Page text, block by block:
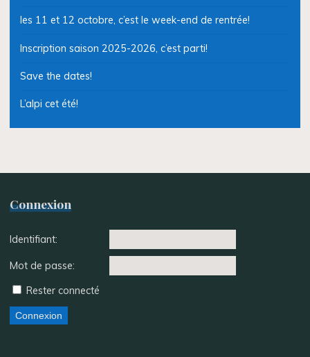
les 11 et 12 octobre, c’est le week-end de rentrée!
Inscription saison 2025-2026, c’est parti!
Save the dates!
L’alpi cet été!
Connexion
Identifiant:
Mot de passe:
Rester connecté
Connexion